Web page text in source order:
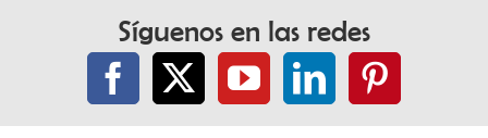
Síguenos en las redes